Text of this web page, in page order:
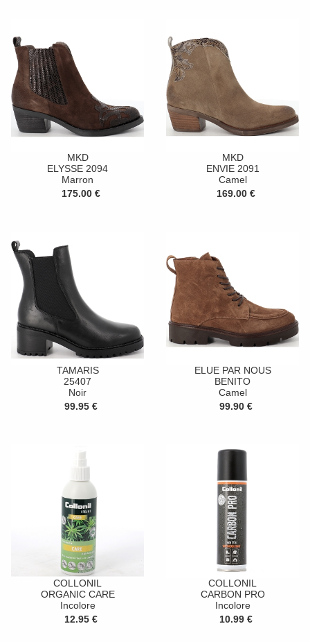
MKD
ELYSSE 2094
Marron
175.00 €
MKD
ENVIE 2091
Camel
169.00 €
TAMARIS
25407
Noir
99.95 €
ELUE PAR NOUS
BENITO
Camel
99.90 €
COLLONIL
ORGANIC CARE
Incolore
12.95 €
COLLONIL
CARBON PRO
Incolore
10.99 €